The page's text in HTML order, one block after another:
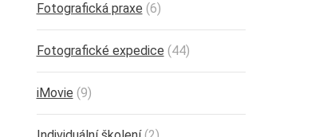
Fotografická praxe (6)
Fotografické expedice (44)
iMovie (9)